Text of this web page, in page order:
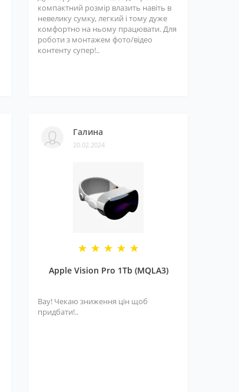
компактний розмір влазить навіть в
невелику сумку, легкий і тому дуже
комфортно на ньому працювати. Для
роботи з монтажем фото/відео
контенту супер!..
Галина
20.02.2024
Apple Vision Pro 1Tb (MQLA3)
Вау! Чекаю зниження цін щоб
придбати!..